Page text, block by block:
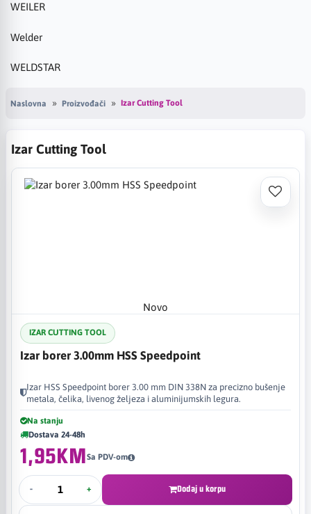
WEILER
Welder
WELDSTAR
Naslovna Proizvođači Izar Cutting Tool
Izar Cutting Tool
Novo
IZAR CUTTING TOOL
Izar borer 3.00mm HSS Speedpoint
Izar HSS Speedpoint borer 3.00 mm DIN 338N za precizno bušenje
metala, čelika, livenog željeza i aluminijumskih legura.
Na stanju
Dostava 24-48h
1,95KMSa PDV-om
- + Dodaj u korpu